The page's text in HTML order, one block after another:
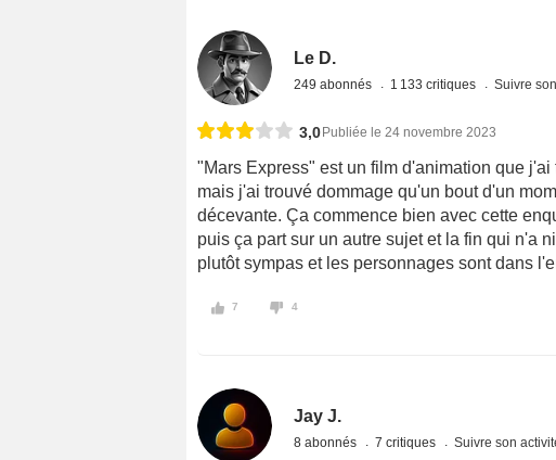
Le D.
249 abonnés 1 133 critiques Suivre
3,0Publiée le 24 novembre 2023
"Mars Express" est un film d'animation que
mais j'ai trouvé dommage qu'un bout d'un
décevante. Ça commence bien avec cette
puis ça part sur un autre sujet et la fin qui n'a
plutôt sympas et les personnages sont dans
7 4
Jay J.
8 abonnés 7 critiques Suivre son